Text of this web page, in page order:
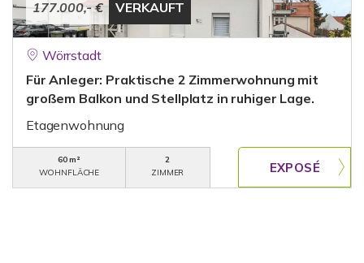
177.000,- € VERKAUFT
Wörrstadt
Für Anleger: Praktische 2 Zimmerwohnung mit
großem Balkon und Stellplatz in ruhiger Lage.
Etagenwohnung
60 m²
WOHNFLÄCHE
2
ZIMMER